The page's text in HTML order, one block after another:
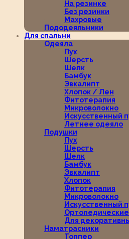
На резинке
Без резинки
Махровые
Пододеяльники
Для спальни
Одеяла
Пух
Шерсть
Шелк
Бамбук
Эвкалипт
Хлопок / Лен
Фитотерапия
Микроволокно
Искусственный
Летнее одеяло
Подушки
Пух
Шерсть
Шелк
Бамбук
Эвкалипт
Хлопок
Фитотерапия
Микроволокно
Искусственный
Ортопедические
Для
Наматрасники
Топпер